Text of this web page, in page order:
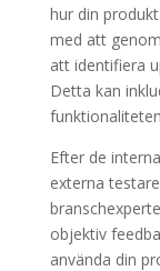
hur din
med att
att identifiera
Detta kan
Efter de
externa
objektiv
använda din